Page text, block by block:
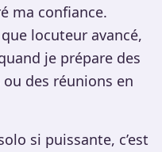
ma confiance.
locuteur avancé,
je prépare des
des réunions en
si puissante, c’est